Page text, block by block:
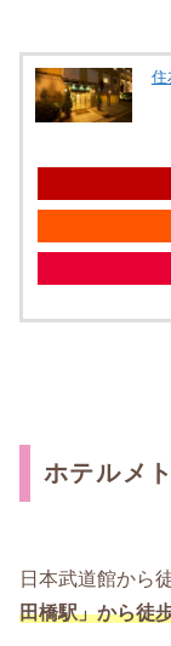
住
ホテルメ
日本武道館から
田橋駅」から徒